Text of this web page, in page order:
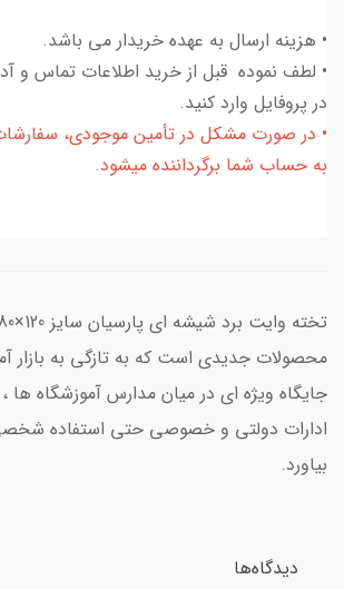
• هزینه ارسال به عهده خریدار می باشد.
• لطف نموده قبل از خرید اطلاعات تماس و
در پروفایل وارد کنید.
• در صورت مشکل در تأمین موجودی،
به حساب شما برگرداننده میشود.
محصولات جدیدی است که به تازگی به بازار
جایگاه ویژه ای در میان مدارس آموزشگاه ها
ادارات دولتی و خصوصی حتی استفاده
بیاورد.
دیدگاه‌ها